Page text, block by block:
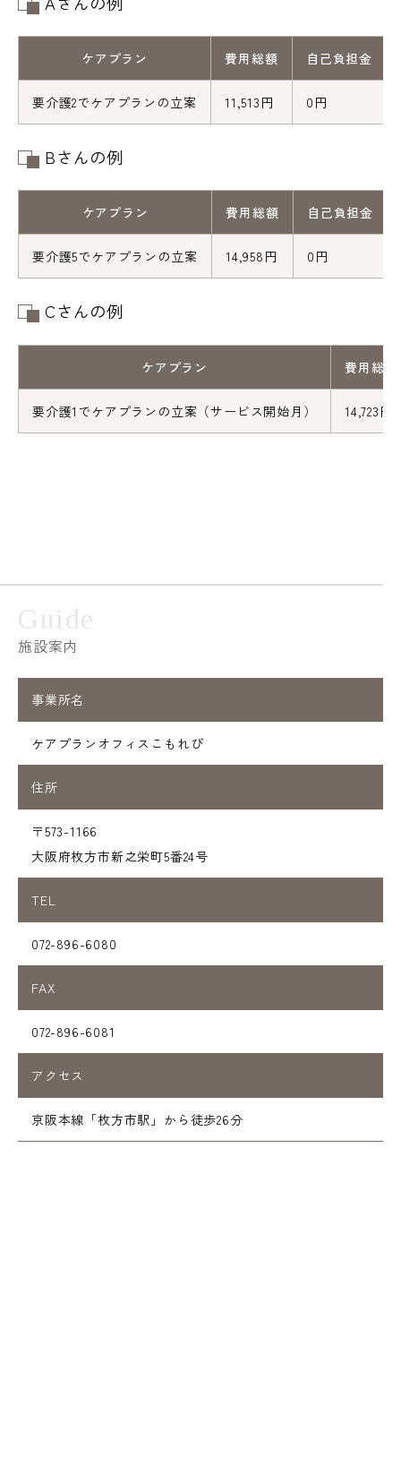
ケアプラン 費用総額 自己負担金
要介護2でケアプランの立案 11,513円 0円
Bさんの例
ケアプラン 費用総額 自己負担金
要介護5でケアプランの立案 14,958円 0円
Cさんの例
ケアプラン 費用総額
要介護1でケアプランの立案（サービス開始月） 14,723円
Guide
施設案内
事業所名
ケアプランオフィスこもれび
住所
〒573-1166
大阪府枚方市新之栄町5番24号
TEL
072-896-6080
FAX
072-896-6081
アクセス
京阪本線「枚方市駅」から徒歩26分